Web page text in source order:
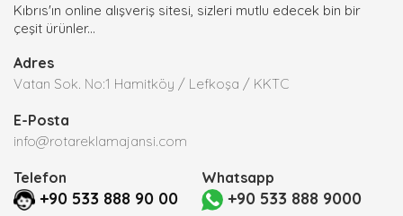
Kıbrıs'ın online alışveriş sitesi, sizleri mutlu edecek bin bir
çeşit ürünler...
Adres
Vatan Sok. No:1 Hamitköy / Lefkoşa / KKTC
E-Posta
info@rotareklamajansi.com
Telefon
+90 533 888 90 00
Whatsapp
+90 533 888 9000